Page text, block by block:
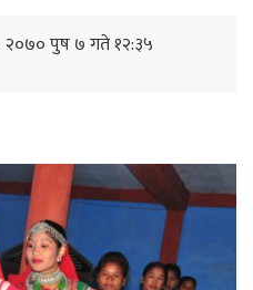
२०७० पुष ७ गते १२:३५